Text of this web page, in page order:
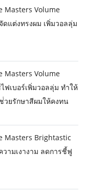
Masters Volume
ดแต่งทรงผม เพิ่มวอลลุ่ม
Masters Volume
ฟเบอร์เพิ่มวอลลุ่ม ทำให้
วยรักษาสีผมให้คงทน
Masters Brightastic
ามเงางาม ลดการชี้ฟู